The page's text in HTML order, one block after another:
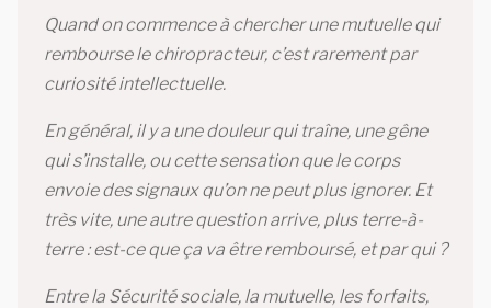
Quand on commence à chercher une mutuelle qui
rembourse le chiropracteur, c’est rarement par
curiosité intellectuelle.
En général, il y a une douleur qui traîne, une gêne
qui s’installe, ou cette sensation que le corps
envoie des signaux qu’on ne peut plus ignorer. Et
très vite, une autre question arrive, plus terre-à-
terre : est-ce que ça va être remboursé, et par qui ?
Entre la Sécurité sociale, la mutuelle, les forfaits,